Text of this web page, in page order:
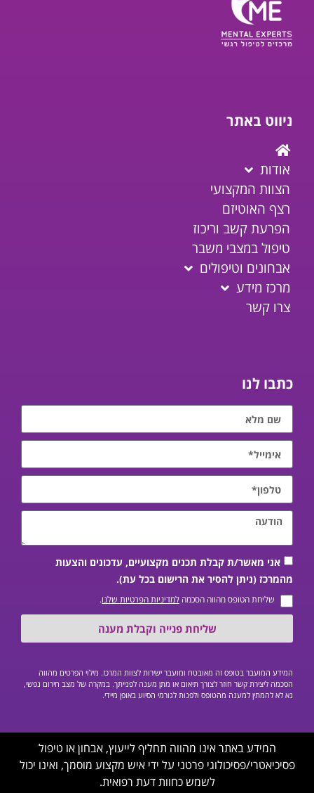
ניווט באתר
אודות
הצוות המקצועי
רצף האוטיזם
הפרעת קשב וריכוז
טיפול במצבי משבר
אבחונים וטיפולים
מרכז מידע
צרו קשר
כתבו לנו
אני מאשר/ת קבלת תכנים מקצועיים, עדכונים והצעות
מהמרכז (ניתן להסיר את הרישום בכל עת).
שליחת הטופס מהווה הסכמה למדיניות הפרטיות שלנו.
שליחת פנייה וקבלת מענה
המידע המועבר בטופס זה מאובטח ומועבר ישירות לצוות המרכז. מילוי הפרטים מהווה
הסכמה ליצירת קשר חוזר לצורך תיאום או מתן מענה לפנייתך. במקרה של מצב חירום נפשי,
נא לא להמתין למענה מהטופס ולפנות לגורמי הסיוע באופן מיידי.
המידע באתר אינו מהווה תחליף לייעוץ, אבחון או טיפול
פסיכיאטרי/פסיכולוגי פרטני על ידי איש מקצוע מוסמך, ואינו יכול
לשמש כחוות דעת רפואית.